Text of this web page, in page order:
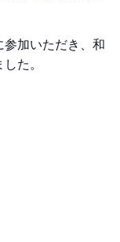
参加いただき、和
た。